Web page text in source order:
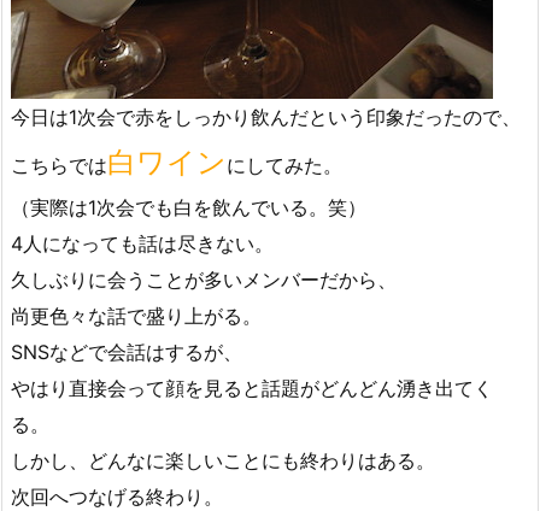
今日は1次会で赤をしっかり飲んだという印象だったので、
こちらでは白ワイン にしてみた。
（実際は1次会でも白を飲んでいる。笑）
4人になっても話は尽きない。
久しぶりに会うことが多いメンバーだから、
尚更色々な話で盛り上がる。
SNSなどで会話はするが、
やはり直接会って顔を見ると話題がどんどん湧き出てく
る。
しかし、どんなに楽しいことにも終わりはある。
次回へつなげる終わり。